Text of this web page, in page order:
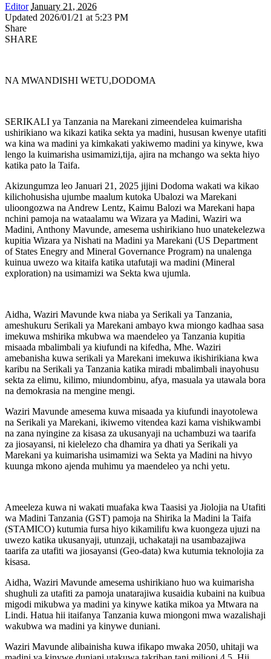
Editor January 21, 2026
Updated 2026/01/21 at 5:23 PM
Share
SHARE
NA MWANDISHI WETU,DODOMA
SERIKALI ya Tanzania na Marekani zimeendelea kuimarisha
ushirikiano wa kikazi katika sekta ya madini, hususan kwenye utafiti
wa kina wa madini ya kimkakati yakiwemo madini ya kinywe, kwa
lengo la kuimarisha usimamizi,tija, ajira na mchango wa sekta hiyo
katika pato la Taifa.
Akizungumza leo Januari 21, 2025 jijini Dodoma wakati wa kikao
kilichohusisha ujumbe maalum kutoka Ubalozi wa Marekani
ulioongozwa na Andrew Lentz, Kaimu Balozi wa Marekani hapa
nchini pamoja na wataalamu wa Wizara ya Madini, Waziri wa
Madini, Anthony Mavunde, amesema ushirikiano huo unatekelezwa
kupitia Wizara ya Nishati na Madini ya Marekani (US Department
of States Enegry and Mineral Governance Program) na unalenga
kuinua uwezo wa kitaifa katika utafutaji wa madini (Mineral
exploration) na usimamizi wa Sekta kwa ujumla.
Aidha, Waziri Mavunde kwa niaba ya Serikali ya Tanzania,
ameshukuru Serikali ya Marekani ambayo kwa miongo kadhaa sasa
imekuwa mshirika mkubwa wa maendeleo ya Tanzania kupitia
misaada mbalimbali ya kiufundi na kifedha, Mhe. Waziri
amebanisha kuwa serikali ya Marekani imekuwa ikishirikiana kwa
karibu na Serikali ya Tanzania katika miradi mbalimbali inayohusu
sekta za elimu, kilimo, miundombinu, afya, masuala ya utawala bora
na demokrasia na mengine mengi.
Waziri Mavunde amesema kuwa misaada ya kiufundi inayotolewa
na Serikali ya Marekani, ikiwemo vitendea kazi kama vishikwambi
na zana nyingine za kisasa za ukusanyaji na uchambuzi wa taarifa
za jiosayansi, ni kielelezo cha dhamira ya dhati ya Serikali ya
Marekani ya kuimarisha usimamizi wa Sekta ya Madini na hivyo
kuunga mkono ajenda muhimu ya maendeleo ya nchi yetu.
Ameeleza kuwa ni wakati muafaka kwa Taasisi ya Jiolojia na Utafiti
wa Madini Tanzania (GST) pamoja na Shirika la Madini la Taifa
(STAMICO) kutumia fursa hiyo kikamilifu kwa kuongeza ujuzi na
uwezo katika ukusanyaji, utunzaji, uchakataji na usambazajiwa
taarifa za utafiti wa jiosayansi (Geo-data) kwa kutumia teknolojia za
kisasa.
Aidha, Waziri Mavunde amesema ushirikiano huo wa kuimarisha
shughuli za utafiti za pamoja unatarajiwa kusaidia kubaini na kuibua
migodi mikubwa ya madini ya kinywe katika mikoa ya Mtwara na
Lindi. Hatua hii itaifanya Tanzania kuwa miongoni mwa wazalishaji
wakubwa wa madini ya kinywe duniani.
Waziri Mavunde alibainisha kuwa ifikapo mwaka 2050, uhitaji wa